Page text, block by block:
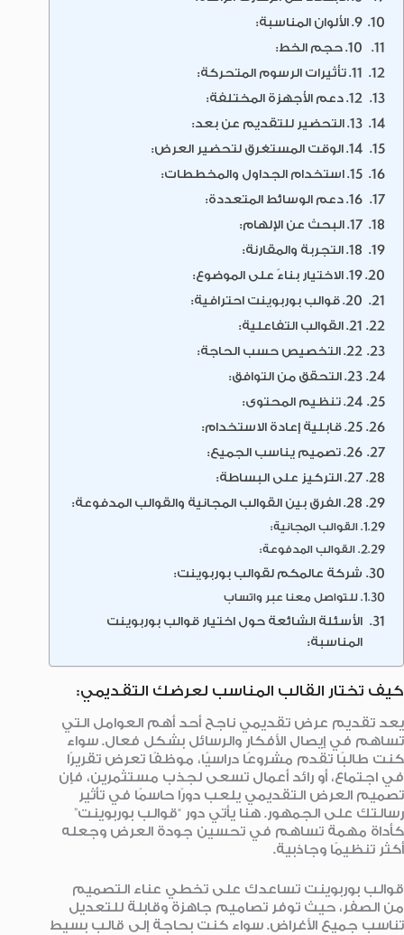
9. الألوان المناسبة:
10. حجم الخط:
11. تأثيرات الرسوم المتحركة:
12. دعم الأجهزة المختلفة:
13. التحضير للتقديم عن بعد:
14. الوقت المستغرق لتحضير العرض:
15. استخدام الجداول والمخططات:
16. دعم الوسائط المتعددة:
17. البحث عن الإلهام:
18. التجربة والمقارنة:
19. الاختيار بناءً على الموضوع:
20. قوالب بوربوينت احترافية:
21. القوالب التفاعلية:
22. التخصيص حسب الحاجة:
23. التحقق من التوافق:
24. تنظيم المحتوى:
25. قابلية إعادة الاستخدام:
26. تصميم يناسب الجميع:
27. التركيز على البساطة:
28. الفرق بين القوالب المجانية والقوالب المدفوعة:
القوالب المجانية:
القوالب المدفوعة:
شركة عالمكم لقوالب بوربوينت:
للتواصل معنا عبر واتساب
الأسئلة الشائعة حول اختيار قوالب بوربوينت
المناسبة:
كيف تختار القالب المناسب لعرضك التقديمي:
يعد تقديم عرض تقديمي ناجح أحد أهم العوامل التي
تساهم في إيصال الأفكار والرسائل بشكل فعال. سواء
كنت طالبًا تقدم مشروعًا دراسيًا، موظفًا تعرض تقريرًا
في اجتماع، أو رائد أعمال تسعى لجذب مستثمرين، فإن
تصميم العرض التقديمي يلعب دورًا حاسمًا في تأثير
رسالتك على الجمهور. هنا يأتي دور “قوالب بوربوينت”
كأداة مهمة تساهم في تحسين جودة العرض وجعله
أكثر تنظيمًا وجاذبية.
قوالب بوربوينت تساعدك على تخطي عناء التصميم
من الصفر، حيث توفر تصاميم جاهزة وقابلة للتعديل
تناسب جميع الأغراض. سواء كنت بحاجة إلى قالب بسيط